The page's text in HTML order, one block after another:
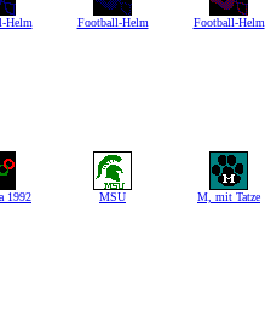
Helm Football-Helm Football-Helm
1992 MSU M, mit Tatze